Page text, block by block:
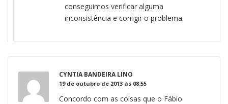
conseguimos verificar alguma
inconsistência e corrigir o problema.
CYNTIA BANDEIRA LINO
19 de outubro de 2013 às 08:55
Concordo com as coisas que o Fábio